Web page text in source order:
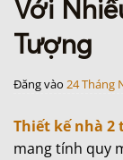
Với
Tượng
Đăng vào 24 Tháng
Thiết kế nhà 2
mang tính quy